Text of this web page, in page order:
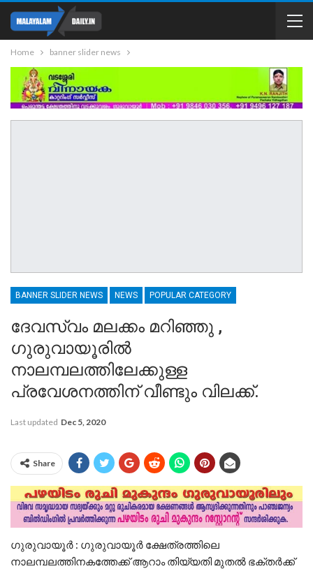
Home banner slider news
BANNER SLIDER NEWS NEWS POPULAR CATEGORY
ദേവസ്വം മലക്കം മറിഞ്ഞു ,
ഗുരുവായൂരിൽ
നാലമ്പലത്തിലേക്കുള്ള
പ്രവേശനത്തിന് വീണ്ടും വിലക്ക്.
Last updated Dec 5, 2020
Share
ഗുരുവായൂർ : ഗുരുവായൂർ ക്ഷേത്രത്തിലെ
നാലമ്പലത്തിനകത്തേക്ക് ആറാം തിയ്യതി മുതൽ ഭക്തർക്ക്